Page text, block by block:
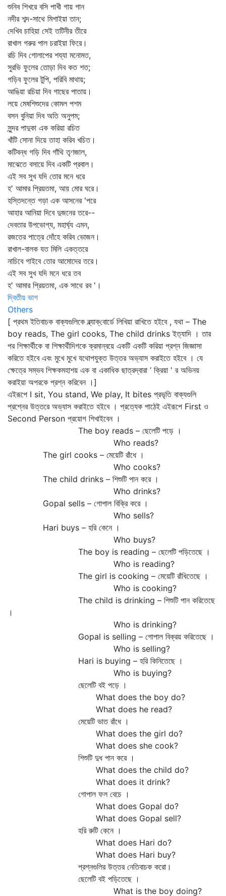
শুনিব শিখরে বসি পাখী গায় গান
নদীর শব্দ-সাথে মিশাইয়া তান;
দেখিব চাহিয়া সেই তটিনীর তীরে
রাখাল গরুর পাল চরাইয়া ফিরে।
রচি দিব গোলাপের শয্যা মনোমত,
সুরভি ফুলের তোড়া দিব কত শত;
গড়িব ফুলের টুপি, পরিবি মাথায়;
আঙিয়া রচিয়া দিব গাছের পাতায়।
লয়ে মেষশিশুদের কোমল পশম
বসন বুনিয়া দিব অতি অনুপম;
সুন্দর পাদুকা এক করিয়া রচিত
খাঁটি সোনা দিয়ে তাহা করিব খচিত।
কটিবন্ধ গড়ি দিব গাঁথি তৃণজাল,
মাঝেতে বসায়ে দিব একটি প্রবাল।
এই সব সুখ যদি তোর মনে ধরে
হ' আমার প্রিয়তমা, আয় মোর ঘরে।
হস্তিদন্তে গড়া এক আসনের 'পরে
আহার আনিয়া দিবে দুজনের তরে--
দেবতার উপভোগ্য, মহার্ঘ্য এমন,
রজতের পাত্রে দোঁহে করিব ভোজন।
রাখাল-বালক যত মিলি একত্তরে
নাচিবে গাইবে তোর আমোদের তরে।
এই সব সুখ যদি মনে ধরে তব
হ' আমার প্রিয়তমা, এক সাথে রব '।
দ্বিতীয় ভাগ
Others
[ প্রথম ইতিবাচক বাক্যগুলিকে ব্ল্যাক্‌বোর্ডে লিখিয়া রাখিতে হইবে , যথা – The
boy reads, The girl cooks, The child drinks ইত্যাদি । তার
পর শিক্ষার্থীকে বা শিক্ষার্থীদিগকে ক্রমান্বয়ে একটি একটি করিয়া প্রশ্ন জিজ্ঞাসা
করিতে হইবে এবং মুখে মুখে যথোপযুক্ত উত্তর অভ্যাস করাইতে হইবে । যে
ক্ষেত্রে সম্ভব শিক্ষকমহাশয় এক বা একাধিক ছাত্রদ্বারা ‘ ক্রিয়া ' র অভিনয়
করাইয়া অপরকে প্রশ্ন করিবেন ।]
এইরূপে I sit, You stand, We play, It bites প্রভৃতি বাক্যগুলি
প্রশ্নের উত্তরে অভ্যাস করাইতে হইবে । প্রত্যেক পাঠেই এইরূপে First ও
Second Person প্রয়োগ শিখাইবেন ।
The boy reads – ছেলেটি পড়ে ।
Who reads?
The girl cooks – মেয়েটি রাঁধে ।
Who cooks?
The child drinks – শিশুটি পান করে ।
Who drinks?
Gopal sells – গোপাল বিক্রি করে ।
Who sells?
Hari buys – হরি কেনে ।
Who buys?
The boy is reading – ছেলেটি পড়িতেছে ।
Who is reading?
The girl is cooking – মেয়েটি রাঁধিতেছে ।
Who is cooking?
The child is drinking – শিশুটি পান করিতেছে
।
Who is drinking?
Gopal is selling – গোপাল বিক্রয় করিতেছে ।
Who is selling?
Hari is buying – হরি কিনিতেছে ।
Who is buying?
ছেলেটি বই পড়ে ।
What does the boy do?
What does he read?
মেয়েটি ভাত রাঁধে ।
What does the girl do?
What does she cook?
শিশুটি দুধ পান করে ।
What does the child do?
What does it drink?
গোপাল ফল বেচে ।
What does Gopal do?
What does Gopal sell?
হরি রুটি কেনে ।
What does Hari do?
What does Hari buy?
প্রশ্নগুলির উত্তর নেতিবাচক করো।
ছেলেটি বই পড়িতেছে ।
What is the boy doing?